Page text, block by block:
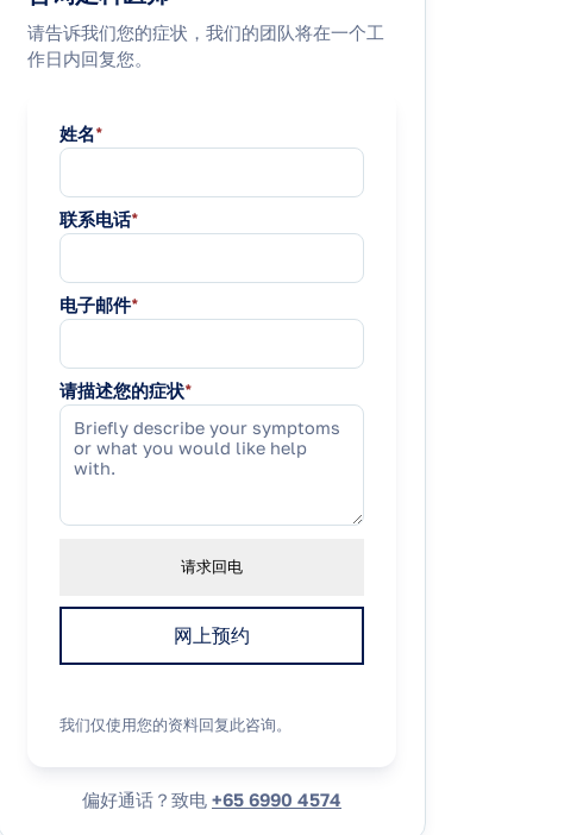
请告诉我们您的症状，我们的团队将在一个工
作日内回复您。
姓名*
联系电话*
电子邮件*
请描述您的症状*
请求回电
网上预约
我们仅使用您的资料回复此咨询。
偏好通话？致电 +65 6990 4574